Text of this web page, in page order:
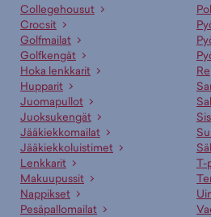
Collegehousut
Crocsit
Golfmailat
Golfkengät
Hoka lenkkarit
Hupparit
Juomapullot
Juoksukengät
Jääkiekkomailat
Jääkiekkoluistimet
Lenkkarit
Makuupussit
Nappikset
Pesäpallomailat
T-